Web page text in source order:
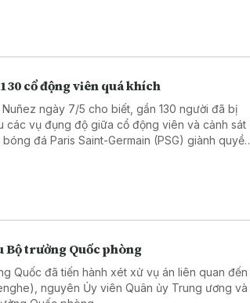
cổ động viên quá khích
ngày 7/5 cho biết, gần 130 người đã bị
các vụ đụng độ giữa cổ động viên và cảnh sát
đá Paris Saint-Germain (PSG) giành quyền
Bộ trưởng Quốc phòng
Quốc đã tiến hành xét xử vụ án liên quan đến
nguyên Ủy viên Quân ủy Trung ương và